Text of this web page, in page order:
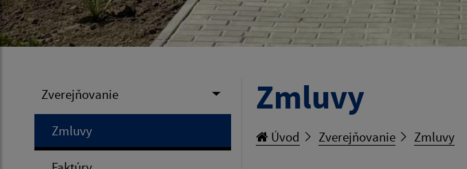
Zverejňovanie
Zmluvy
Zmluvy
Úvod Zverejňovanie Zmluvy